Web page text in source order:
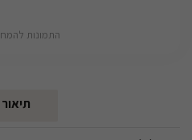
התמונות
תיאור